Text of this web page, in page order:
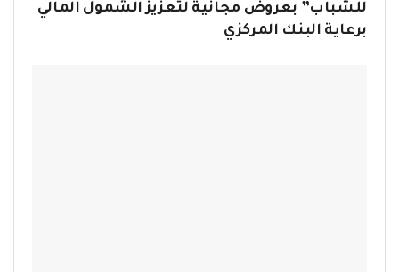
للشباب” بعروض مجانية لتعزيز الشمول المالي
برعاية البنك المركزي